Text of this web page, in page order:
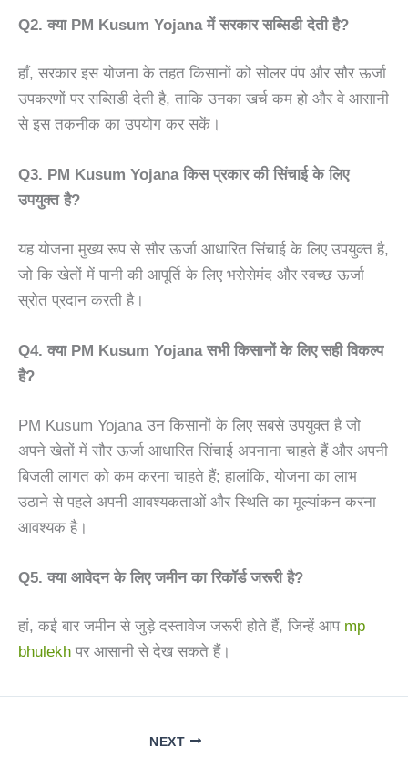
Q2. क्या PM Kusum Yojana में सरकार सब्सिडी देती है?
हाँ, सरकार इस योजना के तहत किसानों को सोलर पंप और सौर ऊर्जा
उपकरणों पर सब्सिडी देती है, ताकि उनका खर्च कम हो और वे आसानी
से इस तकनीक का उपयोग कर सकें।
Q3. PM Kusum Yojana किस प्रकार की सिंचाई के लिए
उपयुक्त है?
यह योजना मुख्य रूप से सौर ऊर्जा आधारित सिंचाई के लिए उपयुक्त है,
जो कि खेतों में पानी की आपूर्ति के लिए भरोसेमंद और स्वच्छ ऊर्जा
स्रोत प्रदान करती है।
Q4. क्या PM Kusum Yojana सभी किसानों के लिए सही विकल्प
है?
PM Kusum Yojana उन किसानों के लिए सबसे उपयुक्त है जो
अपने खेतों में सौर ऊर्जा आधारित सिंचाई अपनाना चाहते हैं और अपनी
बिजली लागत को कम करना चाहते हैं; हालांकि, योजना का लाभ
उठाने से पहले अपनी आवश्यकताओं और स्थिति का मूल्यांकन करना
आवश्यक है।
Q5. क्या आवेदन के लिए जमीन का रिकॉर्ड जरूरी है?
हां, कई बार जमीन से जुड़े दस्तावेज जरूरी होते हैं, जिन्हें आप mp
bhulekh पर आसानी से देख सकते हैं।
NEXT